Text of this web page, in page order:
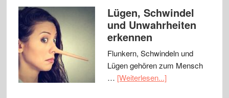
Lügen, Schwindel
und Unwahrheiten
erkennen
Flunkern, Schwindeln und
Lügen gehören zum Mensch
… [Weiterlesen...]